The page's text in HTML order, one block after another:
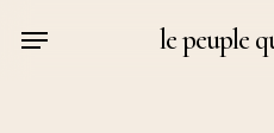
le peuple
Menu